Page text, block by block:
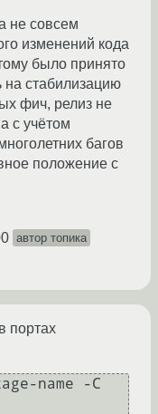
не совсем
изменений кода
было принято
на стабилизацию
фич, релиз не
с учётом
багов
положение с
автор топика
портах
name -C